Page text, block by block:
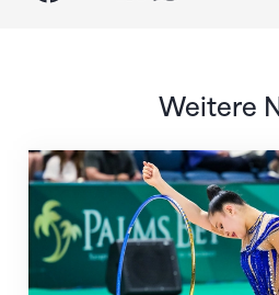
Weitere
Nächster Halt: